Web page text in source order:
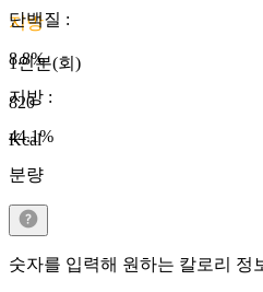
지방
1인분(회)
820
Kcal
단백질 :
8.8%
지방 :
44.1%
분량
숫자를 입력해 원하는 칼로리 정